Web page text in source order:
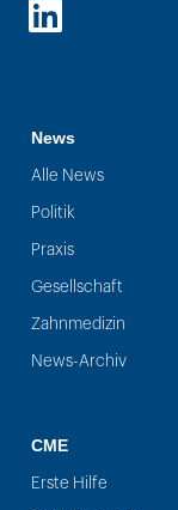
LinkedIn
News
Alle News
Politik
Praxis
Gesellschaft
Zahnmedizin
News-Archiv
CME
Erste Hilfe